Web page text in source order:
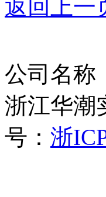
返回上一
公司名称
浙江华
号： 浙